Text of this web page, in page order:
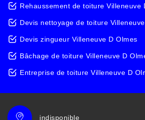
Rehaussement de toiture Villeneuve
Devis nettoyage de toiture
Devis zingueur Villeneuve D Olmes
Bâchage de toiture Villeneuve D
Entreprise de toiture Villeneuve D
indisponible